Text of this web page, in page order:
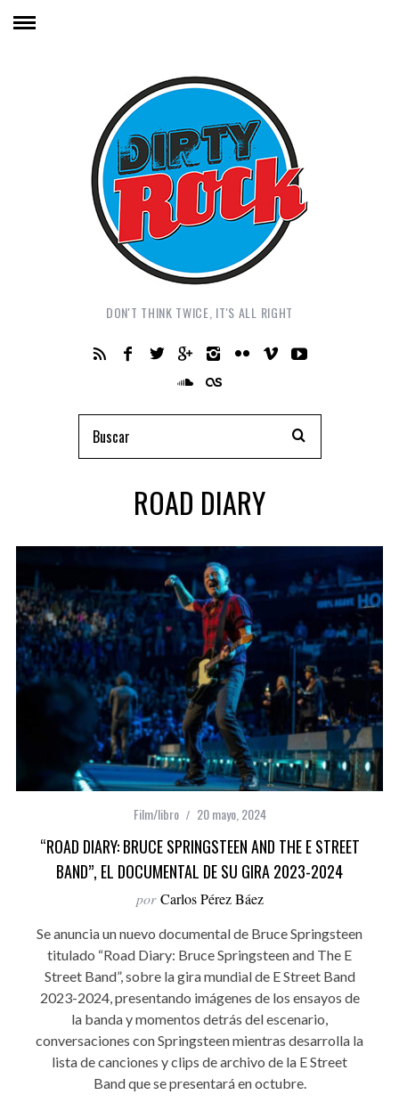
DON'T THINK TWICE, IT'S ALL RIGHT
ROAD DIARY
Film/libro 20 mayo, 2024
“ROAD DIARY: BRUCE SPRINGSTEEN AND THE E STREET
BAND”, EL DOCUMENTAL DE SU GIRA 2023-2024
por Carlos Pérez Báez
Se anuncia un nuevo documental de Bruce Springsteen
titulado “Road Diary: Bruce Springsteen and The E
Street Band”, sobre la gira mundial de E Street Band
2023-2024, presentando imágenes de los ensayos de
la banda y momentos detrás del escenario,
conversaciones con Springsteen mientras desarrolla la
lista de canciones y clips de archivo de la E Street
Band que se presentará en octubre.